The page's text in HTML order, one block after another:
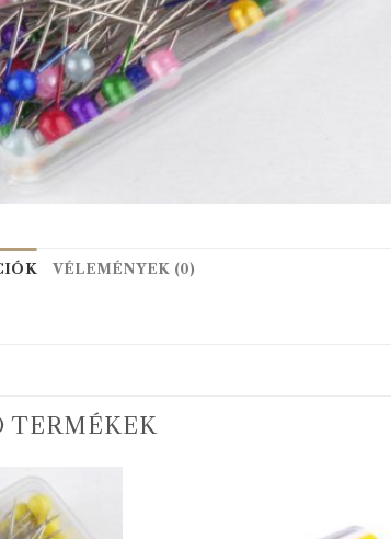
VÉLEMÉNYEK (0)
TERMÉKEK